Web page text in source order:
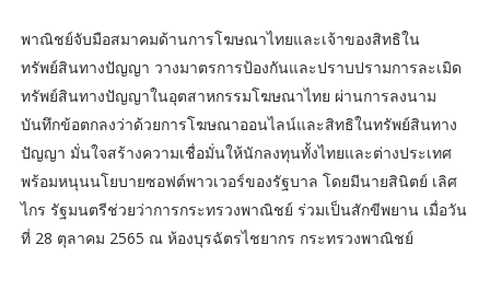
พาณิชย์จับมือสมาคมด้านการโฆษณาไทยและเจ้าของสิทธิใน
ทรัพย์สินทางปัญญา วางมาตรการป้องกันและปราบปรามการละเมิด
ทรัพย์สินทางปัญญาในอุตสาหกรรมโฆษณาไทย ผ่านการลงนาม
บันทึกข้อตกลงว่าด้วยการโฆษณาออนไลน์และสิทธิในทรัพย์สินทาง
ปัญญา มั่นใจสร้างความเชื่อมั่นให้นักลงทุนทั้งไทยและต่างประเทศ
พร้อมหนุนนโยบายซอฟต์พาวเวอร์ของรัฐบาล โดยมีนายสินิตย์ เลิศ
ไกร รัฐมนตรีช่วยว่าการกระทรวงพาณิชย์ ร่วมเป็นสักขีพยาน เมื่อวัน
ที่ 28 ตุลาคม 2565 ณ ห้องบุรฉัตรไชยากร กระทรวงพาณิชย์